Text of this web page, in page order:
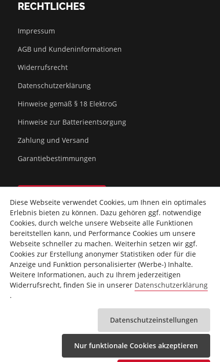
RECHTLICHES
Impressum
AGB und Kundeninformationen
Widerrufsrecht
Datenschutzerklärung
Hinweise gemäß § 18 ElektroG
Hinweise zur Batterieentsorgung
Zahlung und Versand
Garantiebestimmungen
* Alle Preise inkl. gesetzl. Mehrwertsteuer Deutschlands
zzgl.Versandkosteninnerhalb vom Festland Deutschlands.
Weitere Versandkosten findest Duhier.
** gilt für Lieferungen innerhalb Deutschlands,
©Copyright 2026 Top-Sports Gilles. Alle Rechte
vorbehalten.
Diese Webseite verwendet Cookies, um Ihnen ein optimales
Erlebnis bieten zu können. Dazu gehören ggf. notwendige
Cookies, durch welche unsere Webseite alle Funktionen
bereitstellen kann, und Performance Cookies um unsere
Webseite schneller zu machen. Weiterhin setzen wir ggf.
Cookies zur Erstellung anonymer Statistiken oder für die
Anzeige und Funktion personalisierter (Werbe-) Inhalte.
Weitere Informationen, auch zu Ihrem jederzeitigen
Widerrufsrecht, finden Sie in unserer Datenschutzerklärung
.
Datenschutzeinstellungen
Nur funktionale Cookies akzeptieren